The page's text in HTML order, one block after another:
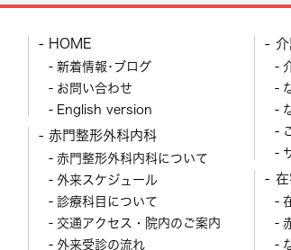
HOME
新着情報･ブログ
お問い合わせ
English version
赤門整形外科内科
赤門整形外科内科について
外来スケジュール
診療科目について
交通アクセス・院内のご案内
外来受診の流れ